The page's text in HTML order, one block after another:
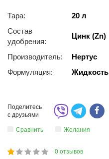
Тара:
20 л
Состав
удобрения:
Цинк (Zn)
Производитель:
Нертус
Формуляция:
Жидкость
Поделитесь
с друзьями
Сравнить Желания
20
1
2
3
4
5 0 отзывов